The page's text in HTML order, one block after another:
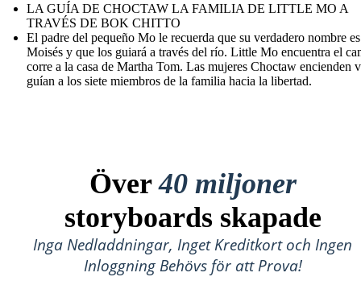
LA GUÍA DE CHOCTAW LA FAMILIA DE LITTLE MO A
TRAVÉS DE BOK CHITTO
El padre del pequeño Mo le recuerda que su verdadero nombre es
Moisés y que los guiará a través del río. Little Mo encuentra el
corre a la casa de Martha Tom. Las mujeres Choctaw encienden
guían a los siete miembros de la familia hacia la libertad.
Över40 miljoner
storyboards skapade
Inga Nedladdningar, Inget Kreditkort och Ingen
Inloggning Behövs för att Prova!